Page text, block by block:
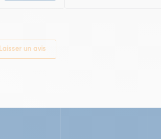
Laisser un avis